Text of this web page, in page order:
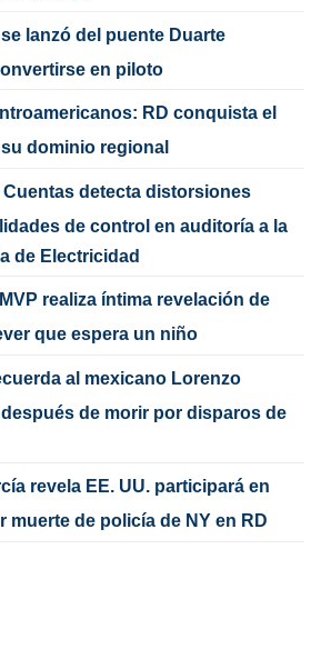
lanzó del puente Duarte
en piloto
RD conquista el
dominio regional
Cuentas detecta distorsiones
de control en auditoría a la
de Electricidad
realiza íntima revelación de
que espera un niño
al mexicano Lorenzo
de morir por disparos de
revela EE. UU. participará en
muerte de policía de NY en RD